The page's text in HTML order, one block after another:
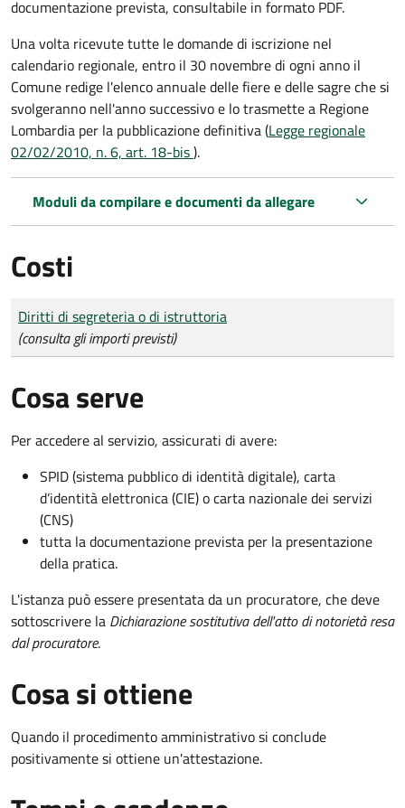
documentazione prevista, consultabile in formato PDF.
Una volta ricevute tutte le domande di iscrizione nel
calendario regionale, entro il 30 novembre di ogni anno il
Comune redige l'elenco annuale delle fiere e delle sagre che si
svolgeranno nell'anno successivo e lo trasmette a Regione
Lombardia per la pubblicazione definitiva (Legge regionale
02/02/2010, n. 6, art. 18-bis).
Moduli da compilare e documenti da allegare
Costi
Tipo di pagamento
Importo
Diritti di segreteria o di istruttoria
(consulta gli importi previsti)
Cosa serve
Per accedere al servizio, assicurati di avere:
SPID (sistema pubblico di identità digitale), carta
d’identità elettronica (CIE) o carta nazionale dei servizi
(CNS)
tutta la documentazione prevista per la presentazione
della pratica.
L'istanza può essere presentata da un procuratore, che deve
sottoscrivere la Dichiarazione sostitutiva dell'atto di notorietà resa
dal procuratore.
Cosa si ottiene
Quando il procedimento amministrativo si conclude
positivamente si ottiene un'attestazione.